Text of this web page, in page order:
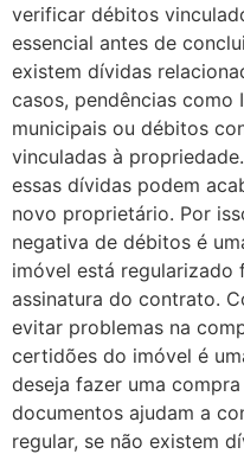
verificar débitos
essencial antes de
existem dívidas
casos, pendências como
municipais ou débitos
vinculadas à
essas dívidas podem
novo proprietário. Por
negativa de débitos é
imóvel está regularizado
assinatura do contrato.
evitar problemas na
certidões do imóvel é
deseja fazer uma
documentos ajudam a
regular, se não existem